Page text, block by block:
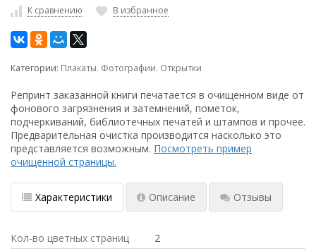
К сравнению В избранное
Категории: Плакаты. Фотографии. Открытки
Репринт заказанной книги печатается в очищенном виде от
фонового загрязнения и затемнений, пометок,
подчеркиваний, библиотечных печатей и штампов и прочее.
Предварительная очистка производится насколько это
представляется возможным. Посмотреть пример
очищенной страницы.
Характеристики Описание Отзывы
Кол-во цветных страниц
2